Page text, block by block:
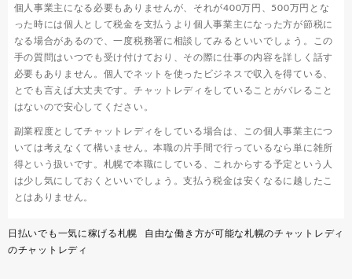
個人事業主になる必要もありませんが、それが400万円、500万円とな
った時には個人として税金を支払うより個人事業主になった方が節税に
なる場合があるので、一度税務署に相談してみるといいでしょう。この
手の質問はいつでも受け付けており、その際に仕事の内容を詳しく話す
必要もありません。個人でネットを使ったビジネスで収入を得ている、
とでも言えば大丈夫です。チャットレディをしていることがバレること
はないので安心してください。
副業程度としてチャットレディをしている場合は、この個人事業主につ
いては考えなくて構いません。本職の片手間で行っているなら単に雑所
得という扱いです。札幌で本職にしている、これからする予定という人
は少し気にしておくといいでしょう。支払う税金は安くなるに越したこ
とはありません。
投
稿
日払いでも一気に稼げる札幌
のチャットレディ
自由な働き方が可能な札幌のチャットレディ